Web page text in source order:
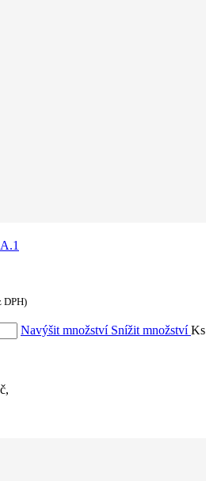
DPH)
Navýšit množství Snížit množstvíKs